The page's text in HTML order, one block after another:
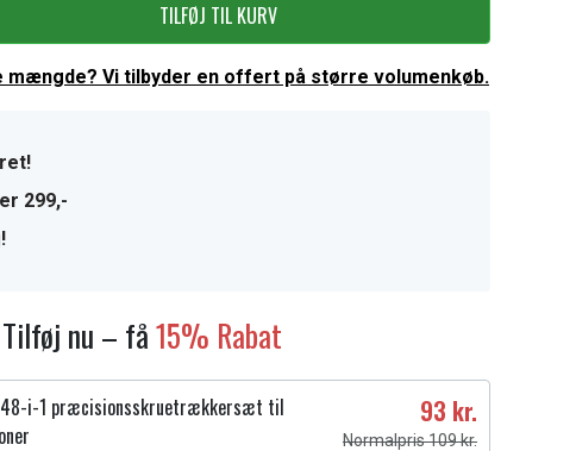
TILFØJ TIL KURV
mængde? Vi tilbyder en offert på større volumenkøb.
299,-
Tilføj nu – få15% Rabat
48-i-1 præcisionsskruetrækkersæt til
93 kr.
Normalpris 109 kr.